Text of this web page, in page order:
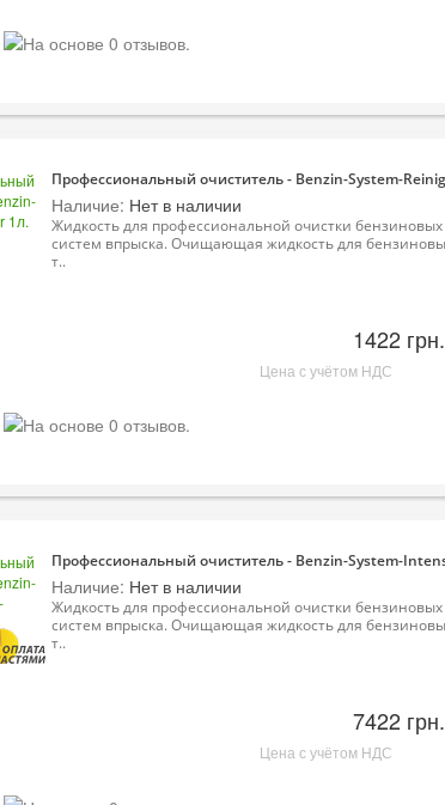
Профессиональный очиститель - Benzin-System-
Наличие: Нет в наличии
Жидкость для профессиональной очистки бензиновых
систем впрыска. Очищающая жидкость для
т..
1422 грн.
Цена с учётом НДС
Профессиональный очиститель - Benzin-System-
Наличие: Нет в наличии
Жидкость для профессиональной очистки бензиновых
систем впрыска. Очищающая жидкость для
т..
7422 грн.
Цена с учётом НДС